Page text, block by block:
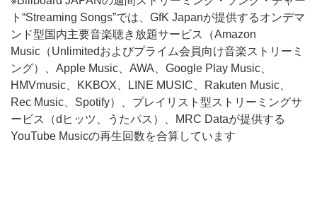
ト“Streaming Songs”では、GfK Japanが提供するオンデマ
ンド型国内主要音楽聴き放題サービス（Amazon
Music（Unlimitedおよびプライム会員向け音楽ストリーミ
ング）、Apple Music、AWA、Google Play Music、
HMVmusic、KKBOX、LINE MUSIC、Rakuten Music、
Rec Music、Spotify）、プレイリスト型ストリーミングサ
ービス（dヒッツ、うたパス）、MRC Dataが提供する
YouTube Musicの再生回数を合算しています